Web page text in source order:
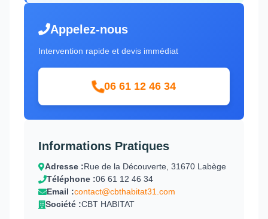
Appelez-nous
Intervention rapide et devis immédiat
06 61 12 46 34
Informations Pratiques
Adresse :Rue de la Découverte, 31670 Labège
Téléphone :06 61 12 46 34
Email :contact@cbthabitat31.com
Société :CBT HABITAT